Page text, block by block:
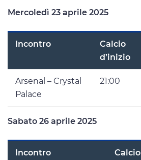
Mercoledì 23 aprile 2025
Incontro
Calcio
d’inizio
Arsenal – Crystal
Palace
21:00
Sabato 26 aprile 2025
Incontro
Calcio